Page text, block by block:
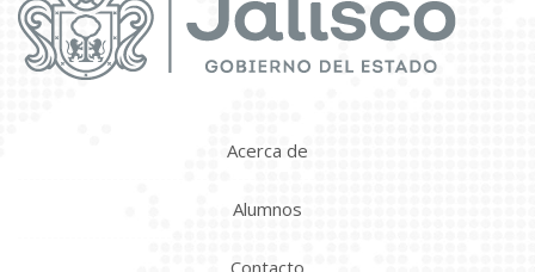
Acerca de
Alumnos
Contacto